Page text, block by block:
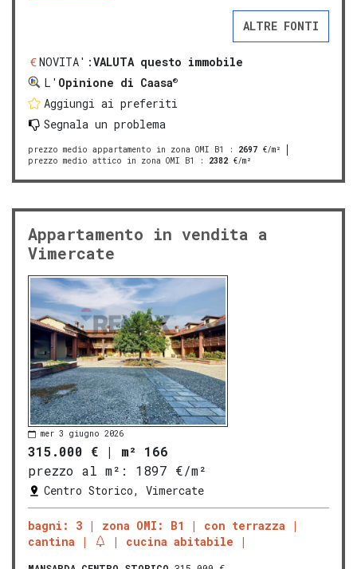
ALTRE FONTI
NOVITA':VALUTA questo immobile
L' Opinione di Caasa®
Aggiungi ai preferiti
Segnala un problema
prezzo medio appartamento in zona OMI B1 : 2697 €/m²
prezzo medio attico in zona OMI B1
: 2382 €/m²
Appartamento in vendita a
Vimercate
mer 3 giugno 2026
315.000 € | m² 166
prezzo al m²:
1897 €/m²
Centro Storico, Vimercate
bagni: 3 zona OMI: B1
con terrazza
cantina
cucina abitabile